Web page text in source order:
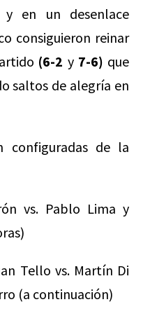
y en un desenlace
consiguieron reinar
(6-2 y 7-6) que
saltos de alegría en
configuradas de la
vs. Pablo Lima y
Tello vs. Martín Di
(a continuación)